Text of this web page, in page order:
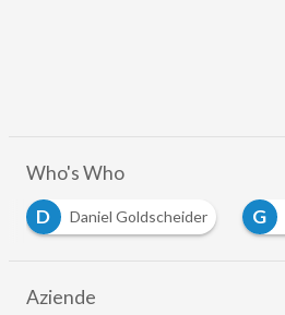
Who's Who
D
Daniel Goldscheider G
Aziende